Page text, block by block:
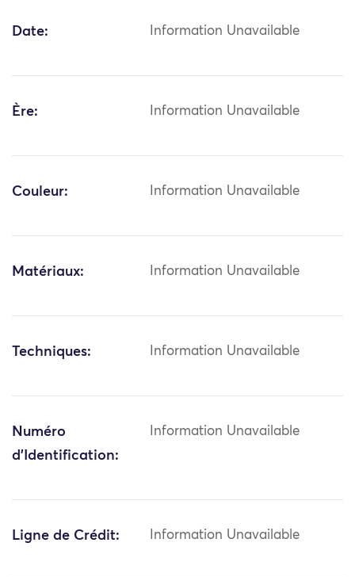
Date: Information Unavailable
Ère: Information Unavailable
Couleur: Information Unavailable
Matériaux: Information Unavailable
Techniques: Information Unavailable
Numéro
d'Identification:
Information Unavailable
Ligne de Crédit: Information Unavailable